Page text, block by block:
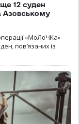
12 суден
Азовському
«МоЛоЧКа»
пов’язаних із